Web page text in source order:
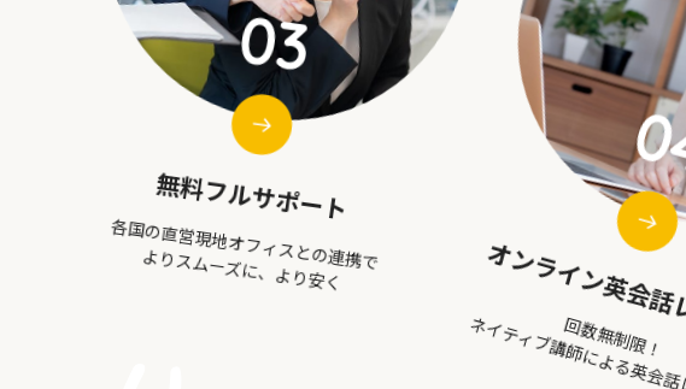
04
オンライン英会話レッスン
回数無制限！
ネイティブ講師による英会話レッスン クレジットカー
ご留学費用をクレジッ
お支払い可能